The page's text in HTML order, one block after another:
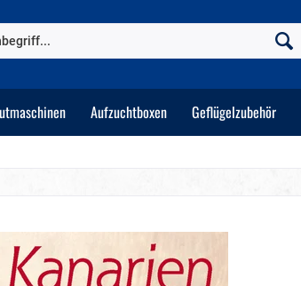
Aufzuchtboxen Geflügelzubehör